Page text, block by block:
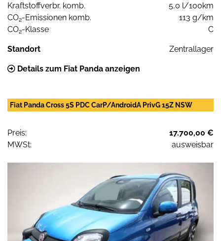
Kraftstoffverbr. komb.
5,0 l/100km
CO2-Emissionen komb.
113 g/km
CO2-Klasse C
Standort Zentrallager
Details zum Fiat Panda anzeigen
Fiat Panda Cross 5S PDC CarP/AndroidA PrivG 15Z NSW
Preis:
17.700,00 €
MWSt:
ausweisbar